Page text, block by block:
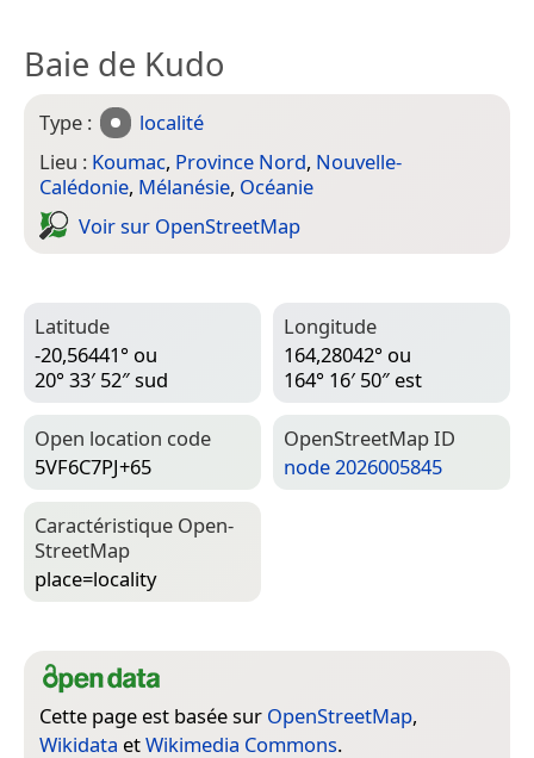
Baie de Kudo
Type :
localité
Lieu : Koumac, Province Nord, Nouvelle-
Calédonie, Mélanésie, Océanie
Voir sur Open­Street­Map
Latitude
-20,56441° ou
20° 33′ 52″ sud
Longitude
164,28042° ou
164° 16′ 50″ est
Open location code
5VF6C7PJ+65
Open­Street­Map ID
node 2026005845
Caractéristique Open­
Street­Map
place=­locality
Cette page est basée sur OpenStreetMap,
Wikidata etWikimedia Commons.